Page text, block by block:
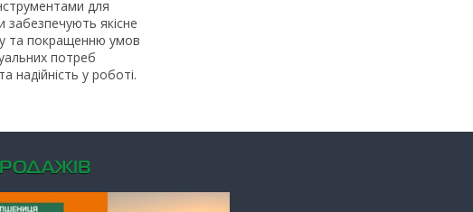
для
забезпечують якісне
та покращенню умов
потреб
надійність у роботі.